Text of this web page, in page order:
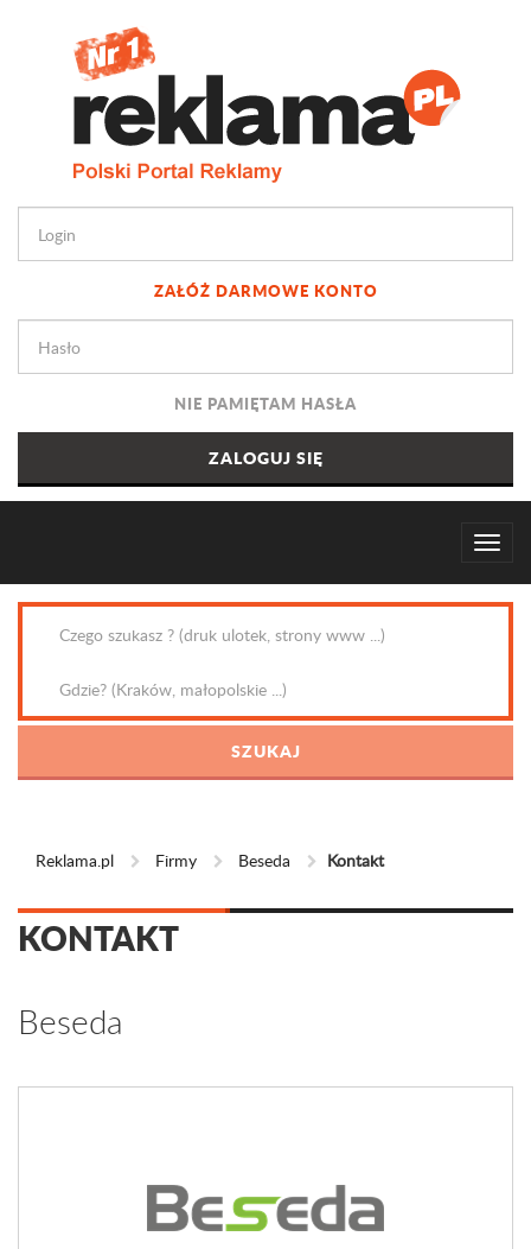
ZAŁÓŻ DARMOWE KONTO
NIE PAMIĘTAM HASŁA
Reklama.pl Firmy Beseda Kontakt
KONTAKT
Beseda